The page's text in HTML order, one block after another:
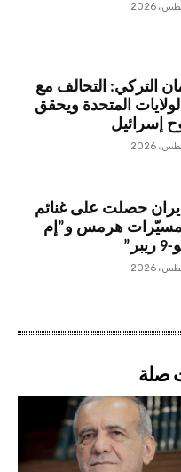
التركي: التحالف مع
المتحدة ويحقق
إسرائيل
إيران حصلت على غنائم
مسيّرات هرمس و”إم
صلة